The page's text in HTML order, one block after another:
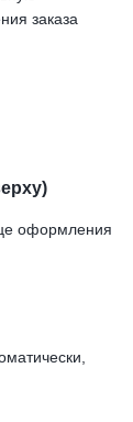
заказа
оформления